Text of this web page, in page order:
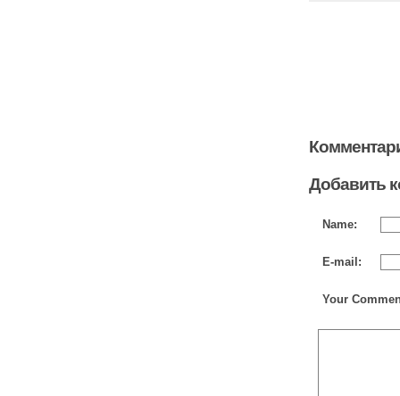
Добавить
Name:
E-mail:
Your